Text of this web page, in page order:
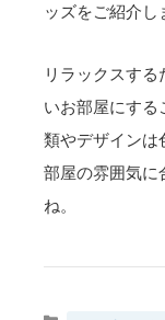
ッズをご紹介し
リラックスす
いお部屋にする
類やデザインは
部屋の雰囲気に
ね。